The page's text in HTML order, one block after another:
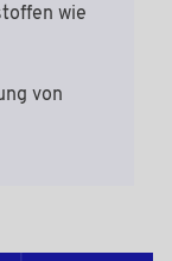
wie
von